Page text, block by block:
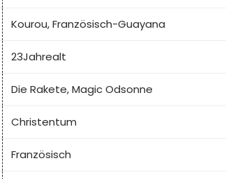
Kourou, Französisch-Guayana
23Jahrealt
Die Rakete, Magic Odsonne
Christentum
Französisch